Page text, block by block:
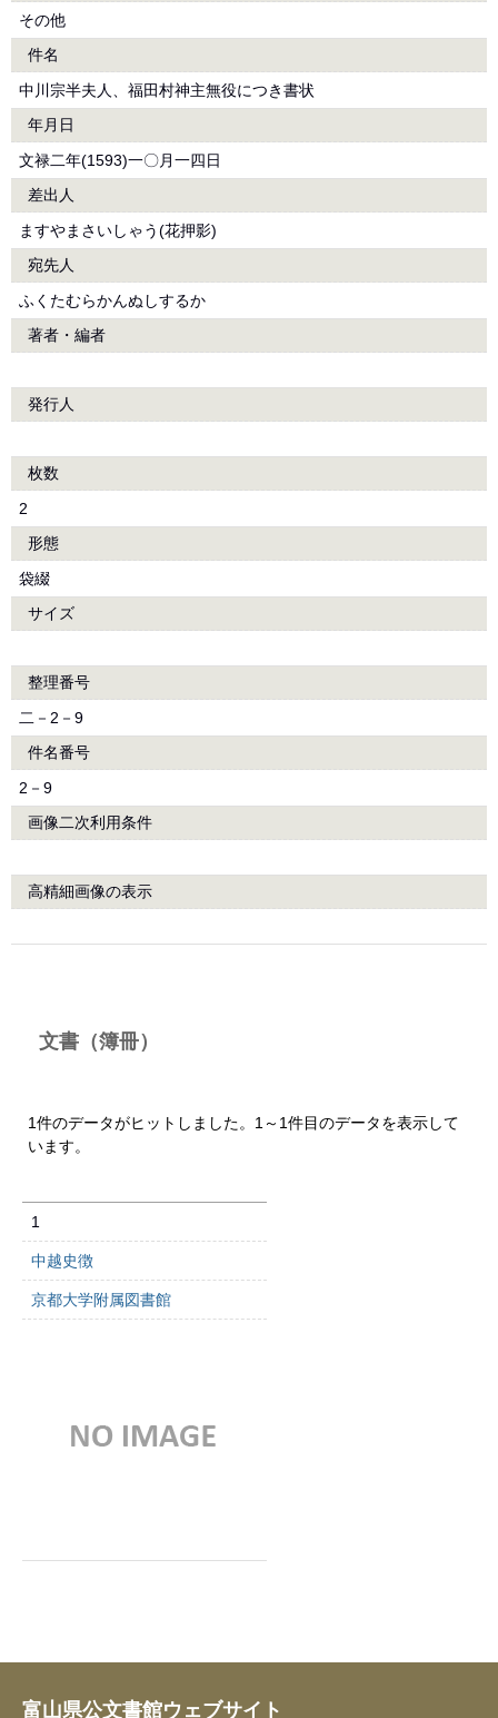
その他
件名
中川宗半夫人、福田村神主無役につき書状
年月日
文禄二年(1593)一〇月一四日
差出人
ますやまさいしゃう(花押影)
宛先人
ふくたむらかんぬしするか
著者・編者
発行人
枚数
2
形態
袋綴
サイズ
整理番号
二－2－9
件名番号
2－9
画像二次利用条件
高精細画像の表示
文書（簿冊）
1件のデータがヒットしました。1～1件目のデータを表示して
います。
1
中越史徴
京都大学附属図書館
富山県公文書館ウェブサイト